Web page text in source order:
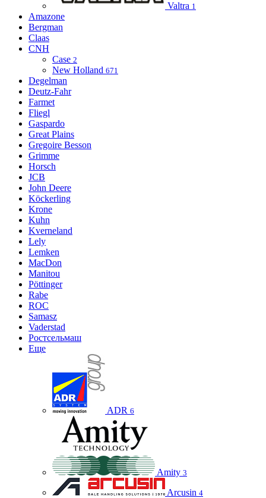
Valtra 1
Amazone
Bergman
Claas
CNH
Case 2
New Holland 671
Degelman
Deutz-Fahr
Farmet
Fliegl
Gaspardo
Great Plains
Gregoire Besson
Grimme
Horsch
JCB
John Deere
Köckerling
Krone
Kuhn
Kverneland
Lely
Lemken
MacDon
Manitou
Pöttinger
Rabe
ROC
Samasz
Vaderstad
Ростсельмаш
Еще
ADR 6
Amity 3
Arcusin 4